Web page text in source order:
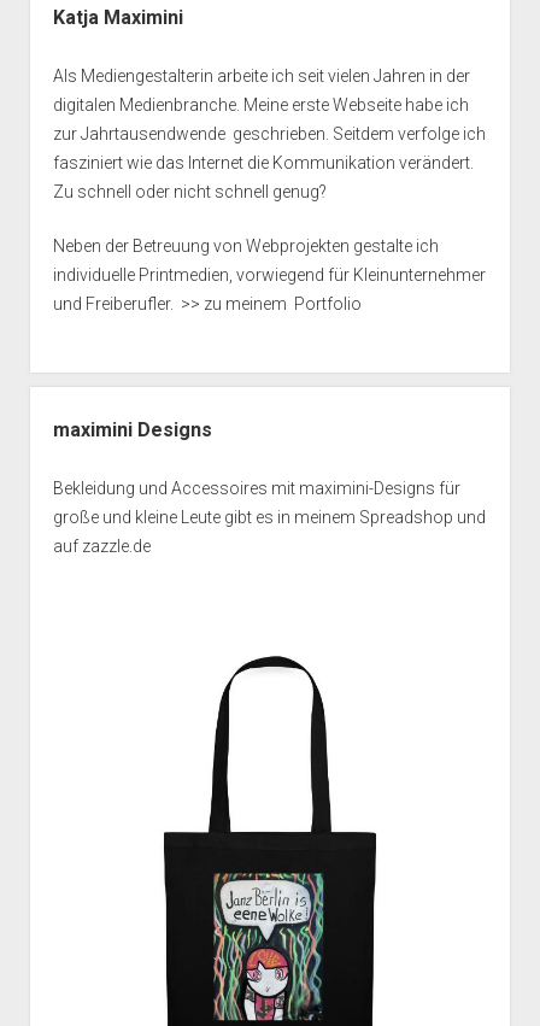
Katja Maximini
Als Mediengestalterin arbeite ich seit vielen Jahren in der
digitalen Medienbranche. Meine erste Webseite habe ich
zur Jahrtausendwende geschrieben. Seitdem verfolge ich
fasziniert wie das Internet die Kommunikation verändert.
Zu schnell oder nicht schnell genug?
Neben der Betreuung von Webprojekten gestalte ich
individuelle Printmedien, vorwiegend für Kleinunternehmer
und Freiberufler. >> zu meinem Portfolio
maximini Designs
Bekleidung und Accessoires mit maximini-Designs für
große und kleine Leute gibt es in meinem Spreadshop und
auf zazzle.de